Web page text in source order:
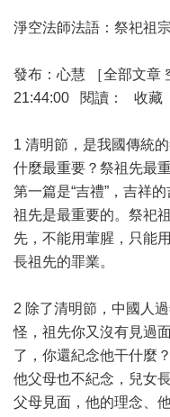
淨空法師法語：祭祀祖
發布：心慧 ［全部文章
21:44:00 閱讀： 收藏
1 清明節，是我國傳統
什麼最重要？祭祖先最
第一篇是“吉禮”，吉祥
祖先是最重要的。祭祀
先，不能用葷腥，只能
長祖先的罪業。
2 除了清明節，中國人
怪，祖先你又沒有見過
了，你還紀念他干什麼
他父母也不紀念，兒女
父母見面，他的理念、